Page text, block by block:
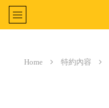
Home 特約內容